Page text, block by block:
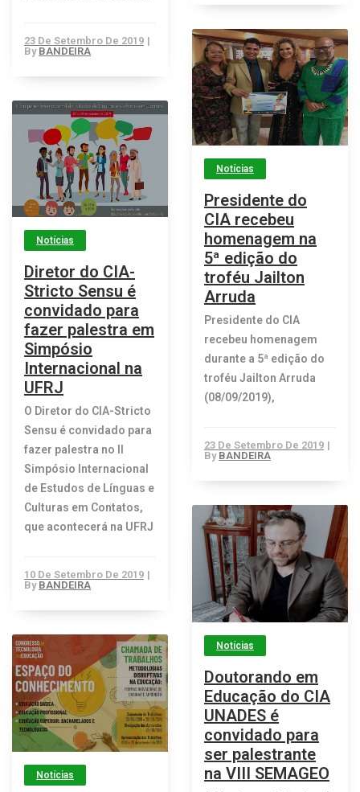
23 De Setembro De 2019 |
By BANDEIRA
Notícias
Presidente do
CIA recebeu
homenagem na
5ª edição do
troféu Jailton
Arruda
Presidente do CIA
recebeu homenagem
durante a 5ª edição do
troféu Jailton Arruda
(08/09/2019),
23 De Setembro De 2019 |
By BANDEIRA
Notícias
Diretor do CIA-
Stricto Sensu é
convidado para
fazer palestra em
Simpósio
Internacional na
UFRJ
O Diretor do CIA-Stricto
Sensu é convidado para
fazer palestra no II
Simpósio Internacional
de Estudos de Línguas e
Culturas em Contatos,
que acontecerá na UFRJ
10 De Setembro De 2019 |
By BANDEIRA
Notícias
Doutorando em
Educação do CIA
UNADES é
convidado para
ser palestrante
na VIII SEMAGEO
Notícias